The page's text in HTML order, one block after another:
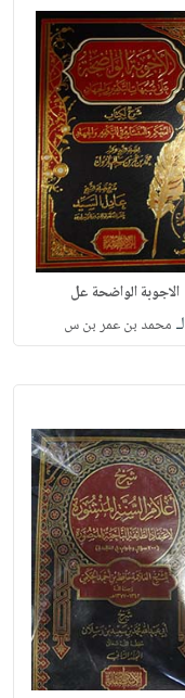
الاجوبة الواضحة عل
لـ محمد بن عمر بن س